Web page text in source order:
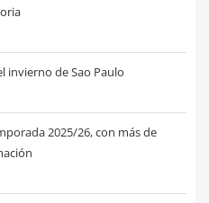
invierno de Sao Paulo
2025/26, con más de